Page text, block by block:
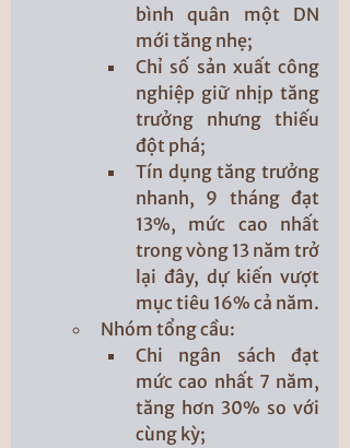
bình quân một DN
mới tăng nhẹ;
Chỉ số sản xuất công
nghiệp giữ nhịp tăng
trưởng nhưng thiếu
đột phá;
Tín dụng tăng trưởng
nhanh, 9 tháng đạt
13%, mức cao nhất
trong vòng 13 năm trở
lại đây, dự kiến vượt
mục tiêu 16% cả năm.
Nhóm tổng cầu:
Chi ngân sách đạt
mức cao nhất 7 năm,
tăng hơn 30% so với
cùng kỳ;